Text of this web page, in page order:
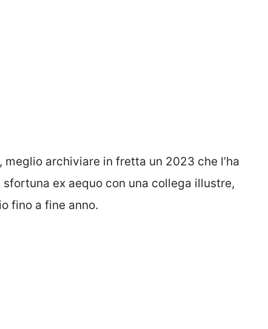
archiviare in fretta un 2023 che l’ha
ex aequo con una collega illustre,
fino a fine anno.